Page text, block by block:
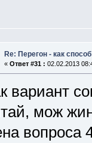
Re: Перегон - как
« Ответ #31 : 02.02.2013
вариант
мож
вопроса